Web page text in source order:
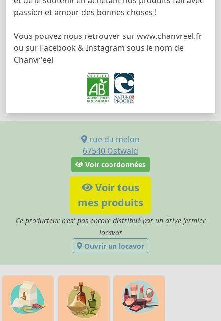
passion et amour des bonnes choses !
Vous pouvez nous retrouver sur www.chanvreel.fr
ou sur Facebook & Instagram sous le nom de
Chanvr'eel
rue du melon
67540 Ostwald
Voir coordonnées
Voir tous
mes produits
Ce producteur n'est pas encore distribué par un drive fermier
locavor
Ouvrir un locavor